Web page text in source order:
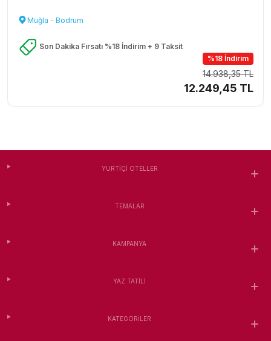
Muğla - Bodrum
Son Dakika Fırsatı %18 İndirim + 9 Taksit
%18 İndirim
14.938,35 TL
12.249,45 TL
YURTIÇI OTELLER
TEMALAR
KAMPANYA
YAZ TATILI
KATEGORILER